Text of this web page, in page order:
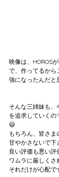
映像は、HOROS
で、作ってるから
強になったんだと
そんな三姉妹も
を追求していく
😃
もちろん、皆さ
甘やかさないで下
良い評価も悪い評
ワムラに厳しく
それだけが心配で